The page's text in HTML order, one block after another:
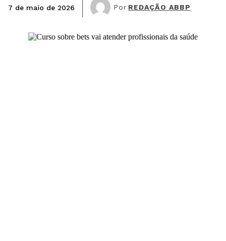
7 de maio de 2026 Por REDAÇÃO ABBP